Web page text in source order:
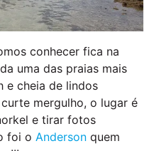
conhecer fica na
uma das praias mais
e cheia de lindos
mergulho, o lugar é
e tirar fotos
foi o Anderson quem